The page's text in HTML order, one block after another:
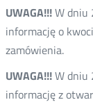
UWAGA!!!W dniu
informację o
zamówienia.
UWAGA!!!W dniu
informację z